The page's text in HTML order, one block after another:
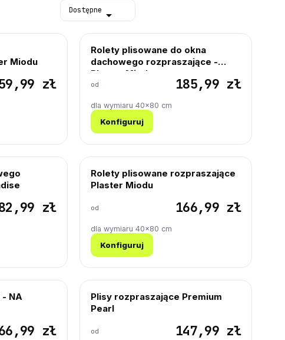
Dostępne 
Miodu
zł
Rolety plisowane do okna
dachowego rozpraszające -
Plaster Miodu
od 185,99 zł
dla wymiaru 40×80 cm
Konfiguruj
zł
Rolety plisowane rozpraszające
Plaster Miodu
od 166,99 zł
dla wymiaru 40×80 cm
Konfiguruj
- NA
zł
Plisy rozpraszające Premium
Pearl
od 147,99 zł